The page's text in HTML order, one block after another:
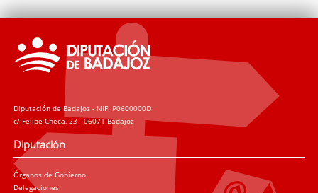
Diputación de Badajoz - NIF: P0600000D
c/ Felipe Checa, 23 - 06071 Badajoz
Diputación
Órganos de Gobierno
Delegaciones